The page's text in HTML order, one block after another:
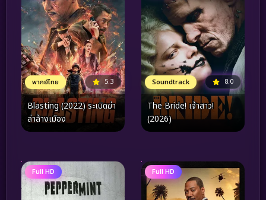
พากย์ไทย 5.3
Blasting (2022) ระเบิดฆ่า
ล่าล้างเมือง
Soundtrack 8.0
The Bride! เจ้าสาว!
(2026)
Full HD Full HD